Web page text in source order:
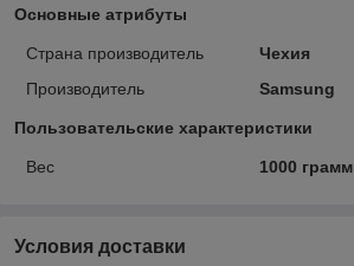
Основные атрибуты
Страна производитель
Чехия
Производитель
Samsung
Пользовательские характеристики
Вес 1000 грамм
Условия доставки